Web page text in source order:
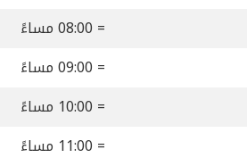
= 08:00 مساءً
= 09:00 مساءً
= 10:00 مساءً
= 11:00 مساءً